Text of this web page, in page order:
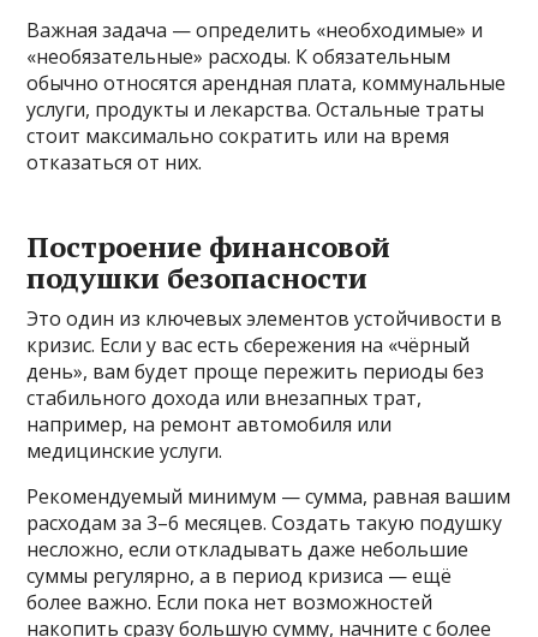
Важная задача — определить «необходимые» и
«необязательные» расходы. К обязательным
обычно относятся арендная плата, коммунальные
услуги, продукты и лекарства. Остальные траты
стоит максимально сократить или на время
отказаться от них.
Построение финансовой
подушки безопасности
Это один из ключевых элементов устойчивости в
кризис. Если у вас есть сбережения на «чёрный
день», вам будет проще пережить периоды без
стабильного дохода или внезапных трат,
например, на ремонт автомобиля или
медицинские услуги.
Рекомендуемый минимум — сумма, равная вашим
расходам за 3–6 месяцев. Создать такую подушку
несложно, если откладывать даже небольшие
суммы регулярно, а в период кризиса — ещё
более важно. Если пока нет возможностей
накопить сразу большую сумму, начните с более